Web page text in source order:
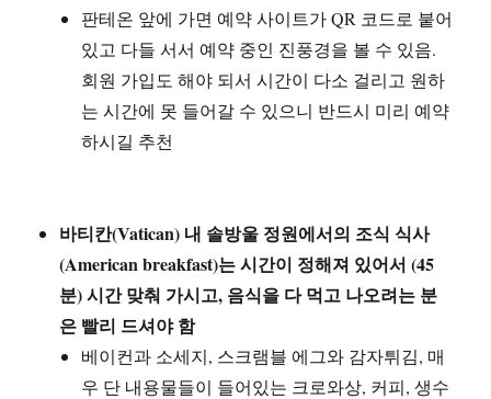
판테온 앞에 가면 예약 사이트가 QR 코드로 붙어
있고 다들 서서 예약 중인 진풍경을 볼 수 있음.
회원 가입도 해야 되서 시간이 다소 걸리고 원하
는 시간에 못 들어갈 수 있으니 반드시 미리 예약
하시길 추천
바티칸(Vatican) 내 솔방울 정원에서의 조식 식사
(American breakfast)는 시간이 정해져 있어서 (45
분) 시간 맞춰 가시고, 음식을 다 먹고 나오려는 분
은 빨리 드셔야 함
베이컨과 소세지, 스크램블 에그와 감자튀김, 매
우 단 내용물들이 들어있는 크로와상, 커피, 생수